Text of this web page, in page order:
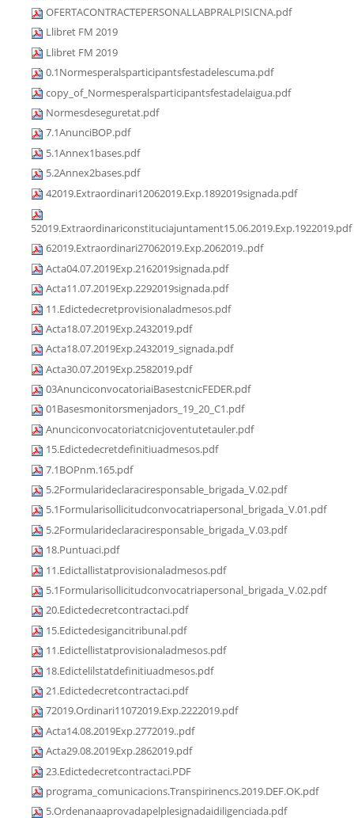
OFERTACONTRACTEPERSONALLABPRALPISICNA.pdf
Llibret FM 2019
Llibret FM 2019
0.1Normesperalsparticipantsfestadelescuma.pdf
copy_of_Normesperalsparticipantsfestadelaigua.pdf
Normesdeseguretat.pdf
7.1AnunciBOP.pdf
5.1Annex1bases.pdf
5.2Annex2bases.pdf
42019.Extraordinari12062019.Exp.1892019signada.pdf
52019.Extraordinariconstituciajuntament15.06.2019.Exp.1922019.pdf
62019.Extraordinari27062019.Exp.2062019..pdf
Acta04.07.2019Exp.2162019signada.pdf
Acta11.07.2019Exp.2292019signada.pdf
11.Edictedecretprovisionaladmesos.pdf
Acta18.07.2019Exp.2432019.pdf
Acta18.07.2019Exp.2432019_signada.pdf
Acta30.07.2019Exp.2582019.pdf
03AnunciconvocatoriaiBasestcnicFEDER.pdf
01Basesmonitorsmenjadors_19_20_C1.pdf
Anunciconvocatoriatcnicjoventutetauler.pdf
15.Edictedecretdefinitiuadmesos.pdf
7.1BOPnm.165.pdf
5.2Formularideclaraciresponsable_brigada_V.02.pdf
5.1Formularisollicitudconvocatriapersonal_brigada_V.01.pdf
5.2Formularideclaraciresponsable_brigada_V.03.pdf
18.Puntuaci.pdf
11.Edictallistatprovisionaladmesos.pdf
5.1Formularisollicitudconvocatriapersonal_brigada_V.02.pdf
20.Edictedecretcontractaci.pdf
15.Edictedesigancitribunal.pdf
11.Edictellistatprovisionaladmesos.pdf
18.Edictelilstatdefinitiuadmesos.pdf
21.Edictedecretcontractaci.pdf
72019.Ordinari11072019.Exp.2222019.pdf
Acta14.08.2019Exp.2772019..pdf
Acta29.08.2019Exp.2862019.pdf
23.Edictedecretcontractaci.PDF
programa_comunicacions.Transpirinencs.2019.DEF.OK.pdf
5.Ordenanaaprovadapelplesignadaidiligenciada.pdf